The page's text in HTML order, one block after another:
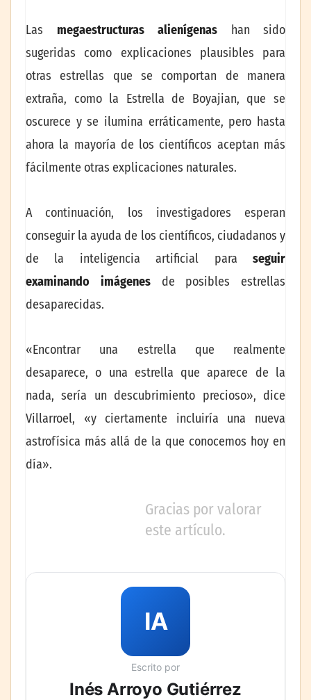
Las megaestructuras alienígenas han sido
sugeridas como explicaciones plausibles para
otras estrellas que se comportan de manera
extraña, como la Estrella de Boyajian, que se
oscurece y se ilumina erráticamente, pero hasta
ahora la mayoría de los científicos aceptan más
fácilmente otras explicaciones naturales.
A continuación, los investigadores esperan
conseguir la ayuda de los científicos, ciudadanos y
de la inteligencia artificial para seguir
examinando imágenesde posibles estrellas
desaparecidas.
«Encontrar una estrella que realmente
desaparece, o una estrella que aparece de la
nada, sería un descubrimiento precioso», dice
Villarroel, «y ciertamente incluiría una nueva
astrofísica más allá de la que conocemos hoy en
día».
Gracias por valorar
este artículo.
IA
Escrito por
Inés Arroyo Gutiérrez